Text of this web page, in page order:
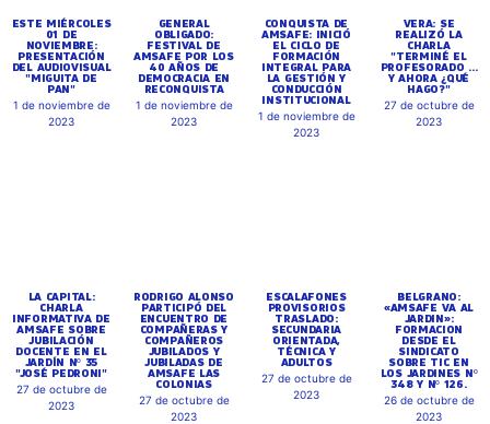
NOVIEMBRE:
PRESENTACIÓN
DEL AUDIOVISUAL
"MIGUITA DE
PAN"
1 de noviembre de
2023
GENERAL
OBLIGADO:
FESTIVAL DE
AMSAFE POR LOS
40 AÑOS DE
DEMOCRACIA EN
RECONQUISTA
1 de noviembre de
2023
CONQUISTA DE
AMSAFE: INICIÓ
EL CICLO DE
FORMACIÓN
INTEGRAL PARA
LA GESTIÓN Y
CONDUCCIÓN
INSTITUCIONAL
1 de noviembre de
2023
VERA: SE
REALIZÓ LA
CHARLA
"TERMINÉ EL
PROFESORADO ...
Y AHORA ¿QUÉ
HAGO?"
27 de octubre de
2023
LA CAPITAL:
CHARLA
INFORMATIVA DE
AMSAFE SOBRE
JUBILACIÓN
DOCENTE EN EL
JARDÍN Nº 35
"JOSÉ PEDRONI"
27 de octubre de
2023
RODRIGO ALONSO
PARTICIPÓ DEL
ENCUENTRO DE
COMPAÑERAS Y
COMPAÑEROS
JUBILADOS Y
JUBILADAS DE
AMSAFE LAS
COLONIAS
27 de octubre de
2023
ESCALAFONES
PROVISORIOS
TRASLADO:
SECUNDARIA
ORIENTADA,
TÉCNICA Y
ADULTOS
27 de octubre de
2023
BELGRANO:
«AMSAFE VA AL
JARDIN»:
FORMACION
DESDE EL
SINDICATO
SOBRE TIC EN
LOS JARDINES Nº
348 Y Nº 126.
26 de octubre de
2023